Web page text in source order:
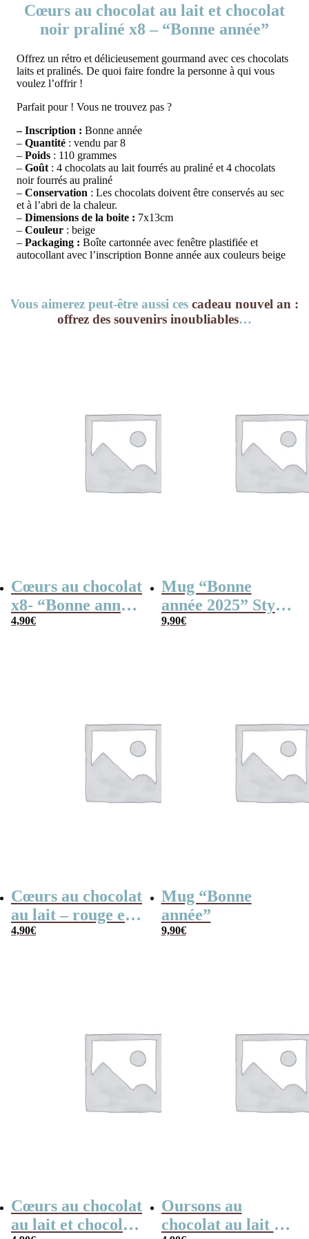
Cœurs au chocolat au lait et chocolat
noir praliné x8 – “Bonne année”
Offrez un rétro et délicieusement gourmand avec ces chocolats
laits et pralinés. De quoi faire fondre la personne à qui vous
voulez l’offrir !
Parfait pour ! Vous ne trouvez pas ?
– Inscription : Bonne année
– Quantité : vendu par 8
– Poids : 110 grammes
– Goût : 4 chocolats au lait fourrés au praliné et 4 chocolats
noir fourrés au praliné
– Conservation : Les chocolats doivent être conservés au sec
et à l’abri de la chaleur.
– Dimensions de la boite : 7x13cm
– Couleur : beige
– Packaging : Boîte cartonnée avec fenêtre plastifiée et
autocollant avec l’inscription Bonne année aux couleurs beige
Vous aimerez peut-être aussi ces cadeau nouvel an :
offrez des souvenirs inoubliables…
Cœurs au chocolat
x8- “Bonne année
2025 ” Style 60s –
4,90€
Mug “Bonne
année 2025” Style
80
9,90€
Cœurs au chocolat
au lait – rouge et
blanc x4 “Bonne
4,90€
Mug “Bonne
année”
9,90€
Cœurs au chocolat
au lait et chocolat
Oursons au
chocolat au lait x3